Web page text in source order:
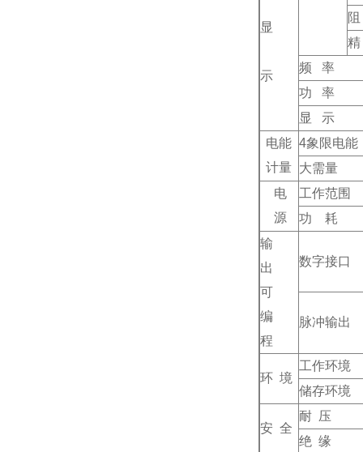
显
示
频 率
功 率
显 示
电能
计量
4象限电能
大需量
电
源
工作范围
功 耗
输
出
可
编
程
数字接口
脉冲输出
环 境
工作环境
储存环境
安 全
耐 压
绝 缘